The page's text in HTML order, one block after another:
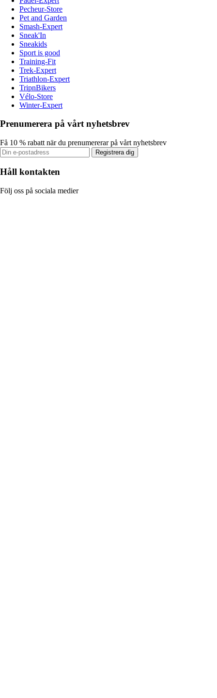
Pecheur-Store
Pet and Garden
Smash-Expert
Sneak'In
Sneakids
Sport is good
Training-Fit
Trek-Expert
Triathlon-Expert
TripnBikers
Vélo-Store
Winter-Expert
Prenumerera på vårt nyhetsbrev
Få 10 % rabatt när du prenumererar på vårt nyhetsbrev
Registrera dig
Håll kontakten
Följ oss på sociala medier